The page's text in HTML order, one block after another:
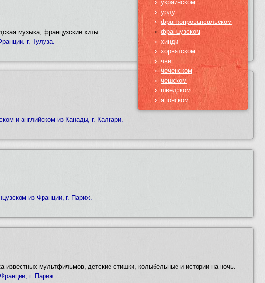
музыка, французские хиты.
г. Тулуза.
и английском из Канады, г. Калгари.
из Франции, г. Париж.
известных мультфильмов, детские стишки, колыбельные и истории на ночь.
г. Париж.
› украинском
› урду
› франкопровансальском
› французском
› хинди
› хорватском
› чви
› чеченском
› чешском
› шведском
› японском